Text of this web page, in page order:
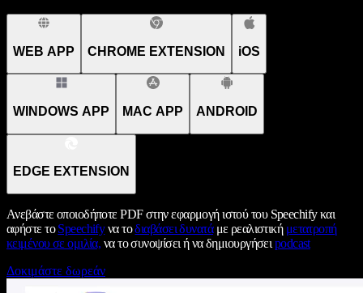
WEB APP CHROME EXTENSION iOS
WINDOWS APP MAC APP ANDROID
EDGE EXTENSION
Ανεβάστε οποιοδήποτε PDF στην εφαρμογή ιστού του Speechify και
αφήστε τοSpeechifyνα τοδιαβάσει δυνατάμε ρεαλιστική μετατροπή
κειμένου σε ομιλία, να το συνοψίσει ή να δημιουργήσει podcast
Δοκιμάστε δωρεάν